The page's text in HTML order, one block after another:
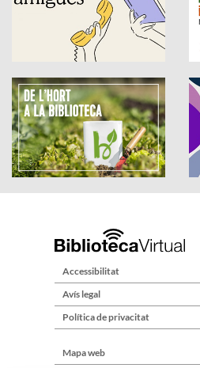
Accessibilitat
Avís legal
Política de privacitat
Mapa web